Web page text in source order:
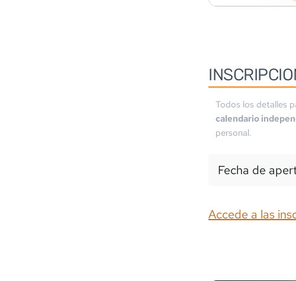
Todos los detalles
calendario
personal.
Fecha de
Accede a las